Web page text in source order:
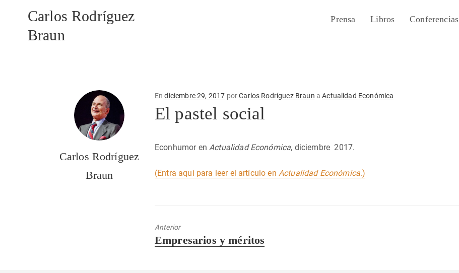
Carlos Rodríguez
Braun
Prensa Libros Conferencias
Carlos Rodríguez
Braun
EnPublicado
en
diciembre 29, 2017 porCarlos Rodríguez Braun aActualidad Económica
El pastel social
Econhumor enActualidad Económica, diciembre 2017.
(Entra aquí para leer el artículo en Actualidad Económica.)
Anterior
Entrada
Empresarios y méritos